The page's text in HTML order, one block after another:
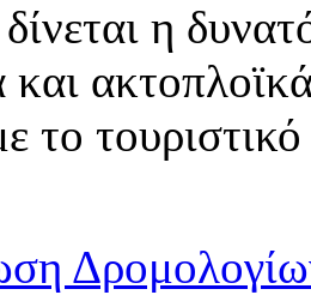
η
το